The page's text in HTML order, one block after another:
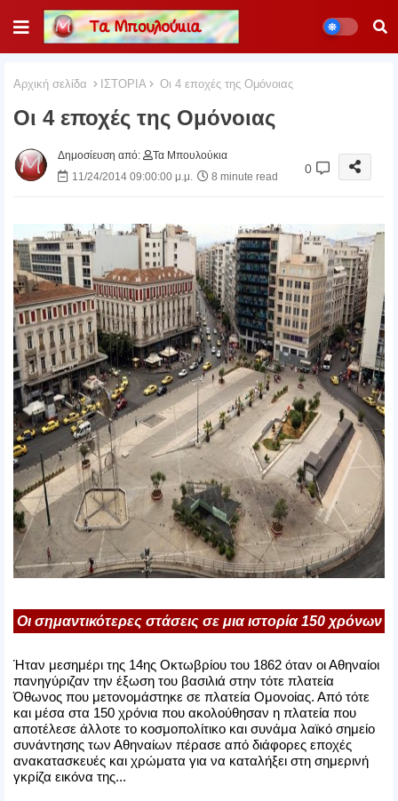
Αρχική σελίδα ΙΣΤΟΡΙΑ Οι 4 εποχές της Ομόνοιας
Οι 4 εποχές της Ομόνοιας
Δημοσίευση από:
Τα Μπουλούκια
11/24/2014 09:00:00 μ.μ.
8 minute read
0
Οι σημαντικότερες στάσεις σε μια ιστορία 150 χρόνων
Ήταν μεσημέρι της 14ης Οκτωβρίου του 1862 όταν οι Αθηναίοι
πανηγύριζαν την έξωση του βασιλιά στην τότε πλατεία
Όθωνος που μετονομάστηκε σε πλατεία Ομονοίας. Από τότε
και μέσα στα 150 χρόνια που ακολούθησαν η πλατεία που
αποτέλεσε άλλοτε το κοσμοπολίτικο και συνάμα λαϊκό σημείο
συνάντησης των Αθηναίων πέρασε από διάφορες εποχές
ανακατασκευές και χρώματα για να καταλήξει στη σημερινή
γκρίζα εικόνα της...